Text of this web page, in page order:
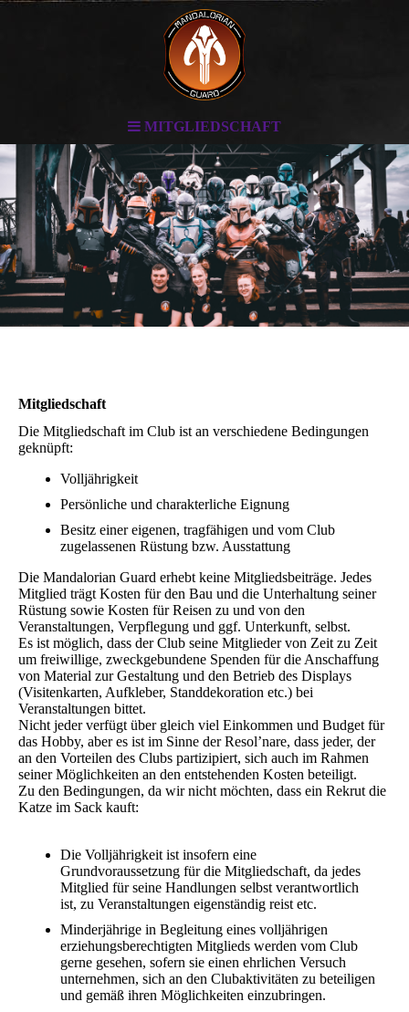
MITGLIEDSCHAFT
Mitgliedschaft
Die Mitgliedschaft im Club ist an verschiedene Bedingungen
geknüpft:
​Volljährigkeit
Persönliche und charakterliche Eignung
Besitz einer eigenen, tragfähigen und vom Club
zugelassenen Rüstung bzw. Ausstattung
Die Mandalorian Guard erhebt keine Mitgliedsbeiträge. Jedes
Mitglied trägt Kosten für den Bau und die Unterhaltung seiner
Rüstung sowie Kosten für Reisen zu und von den
Veranstaltungen, Verpflegung und ggf. Unterkunft, selbst.
Es ist möglich, dass der Club seine Mitglieder von Zeit zu Zeit
um freiwillige, zweckgebundene Spenden für die Anschaffung
von Material zur Gestaltung und den Betrieb des Displays
(Visitenkarten, Aufkleber, Standdekoration etc.) bei
Veranstaltungen bittet.
Nicht jeder verfügt über gleich viel Einkommen und Budget für
das Hobby, aber es ist im Sinne der Resol’nare, dass jeder, der
an den Vorteilen des Clubs partizipiert, sich auch im Rahmen
seiner Möglichkeiten an den entstehenden Kosten beteiligt.
Zu den Bedingungen, da wir nicht möchten, dass ein Rekrut die
Katze im Sack kauft:
Die Volljährigkeit ist insofern eine
Grundvoraussetzung für die Mitgliedschaft, da jedes
Mitglied für seine Handlungen selbst verantwortlich
ist, zu Veranstaltungen eigenständig reist etc.
Minderjährige in Begleitung eines volljährigen
erziehungsberechtigten Mitglieds werden vom Club
gerne gesehen, sofern sie einen ehrlichen Versuch
unternehmen, sich an den Clubaktivitäten zu beteiligen
und gemäß ihren Möglichkeiten einzubringen.